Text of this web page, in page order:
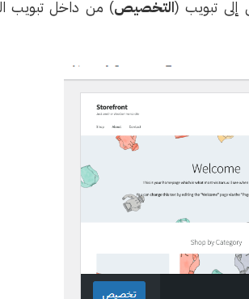
إلى تبويب (التخصيص) من داخل تبويب